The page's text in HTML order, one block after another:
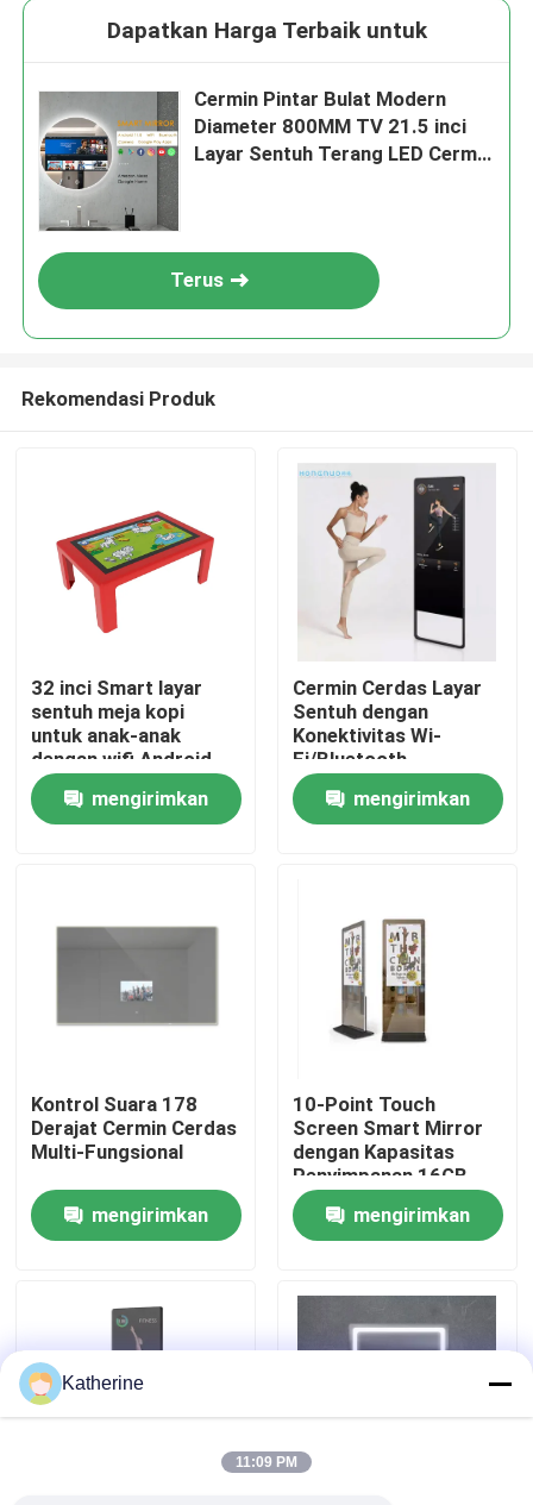
Rumah
Wisata pabrik
Kontrol kualitas
Quote request suatu
Dapatkan Harga Terbaik untuk
Cermin Pintar Bulat Modern
Diameter 800MM TV 21.5 inci
Layar Sentuh Terang LED Cermin
Terus
Rekomendasi Produk
32 inci Smart layar
sentuh meja kopi
untuk anak-anak
dengan wifi Android
mengirimkan
Cermin Cerdas Layar
Sentuh dengan
Konektivitas Wi-
Fi/Bluetooth
mengirimkan
Kontrol Suara 178
Derajat Cermin Cerdas
Multi-Fungsional
mengirimkan
10-Point Touch
Screen Smart Mirror
dengan Kapasitas
Penyimpanan 16GB
mengirimkan
Katherine
11:09 PM